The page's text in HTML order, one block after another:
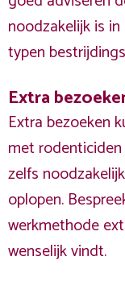
noodzakelijk is
typen
Extra
Extra bezoeken
met
zelfs
oplopen.
werkmethode
wenselijk vindt.